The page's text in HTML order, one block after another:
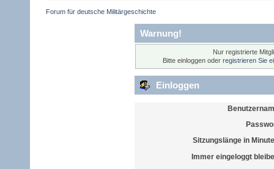
Forum für deutsche Militärgeschichte
Warnung!
Nur registrierte
Bitte einloggen oder registrieren Sie
Einloggen
Sitzungslänge in
Immer eingeloggt